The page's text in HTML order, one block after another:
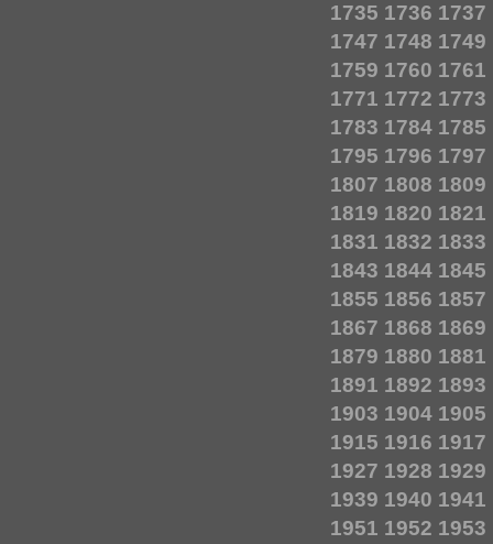
1735 1736 1737
1747 1748 1749
1759 1760 1761
1771 1772 1773
1783 1784 1785
1795 1796 1797
1807 1808 1809
1819 1820 1821
1831 1832 1833
1843 1844 1845
1855 1856 1857
1867 1868 1869
1879 1880 1881
1891 1892 1893
1903 1904 1905
1915 1916 1917
1927 1928 1929
1939 1940 1941
1951 1952 1953